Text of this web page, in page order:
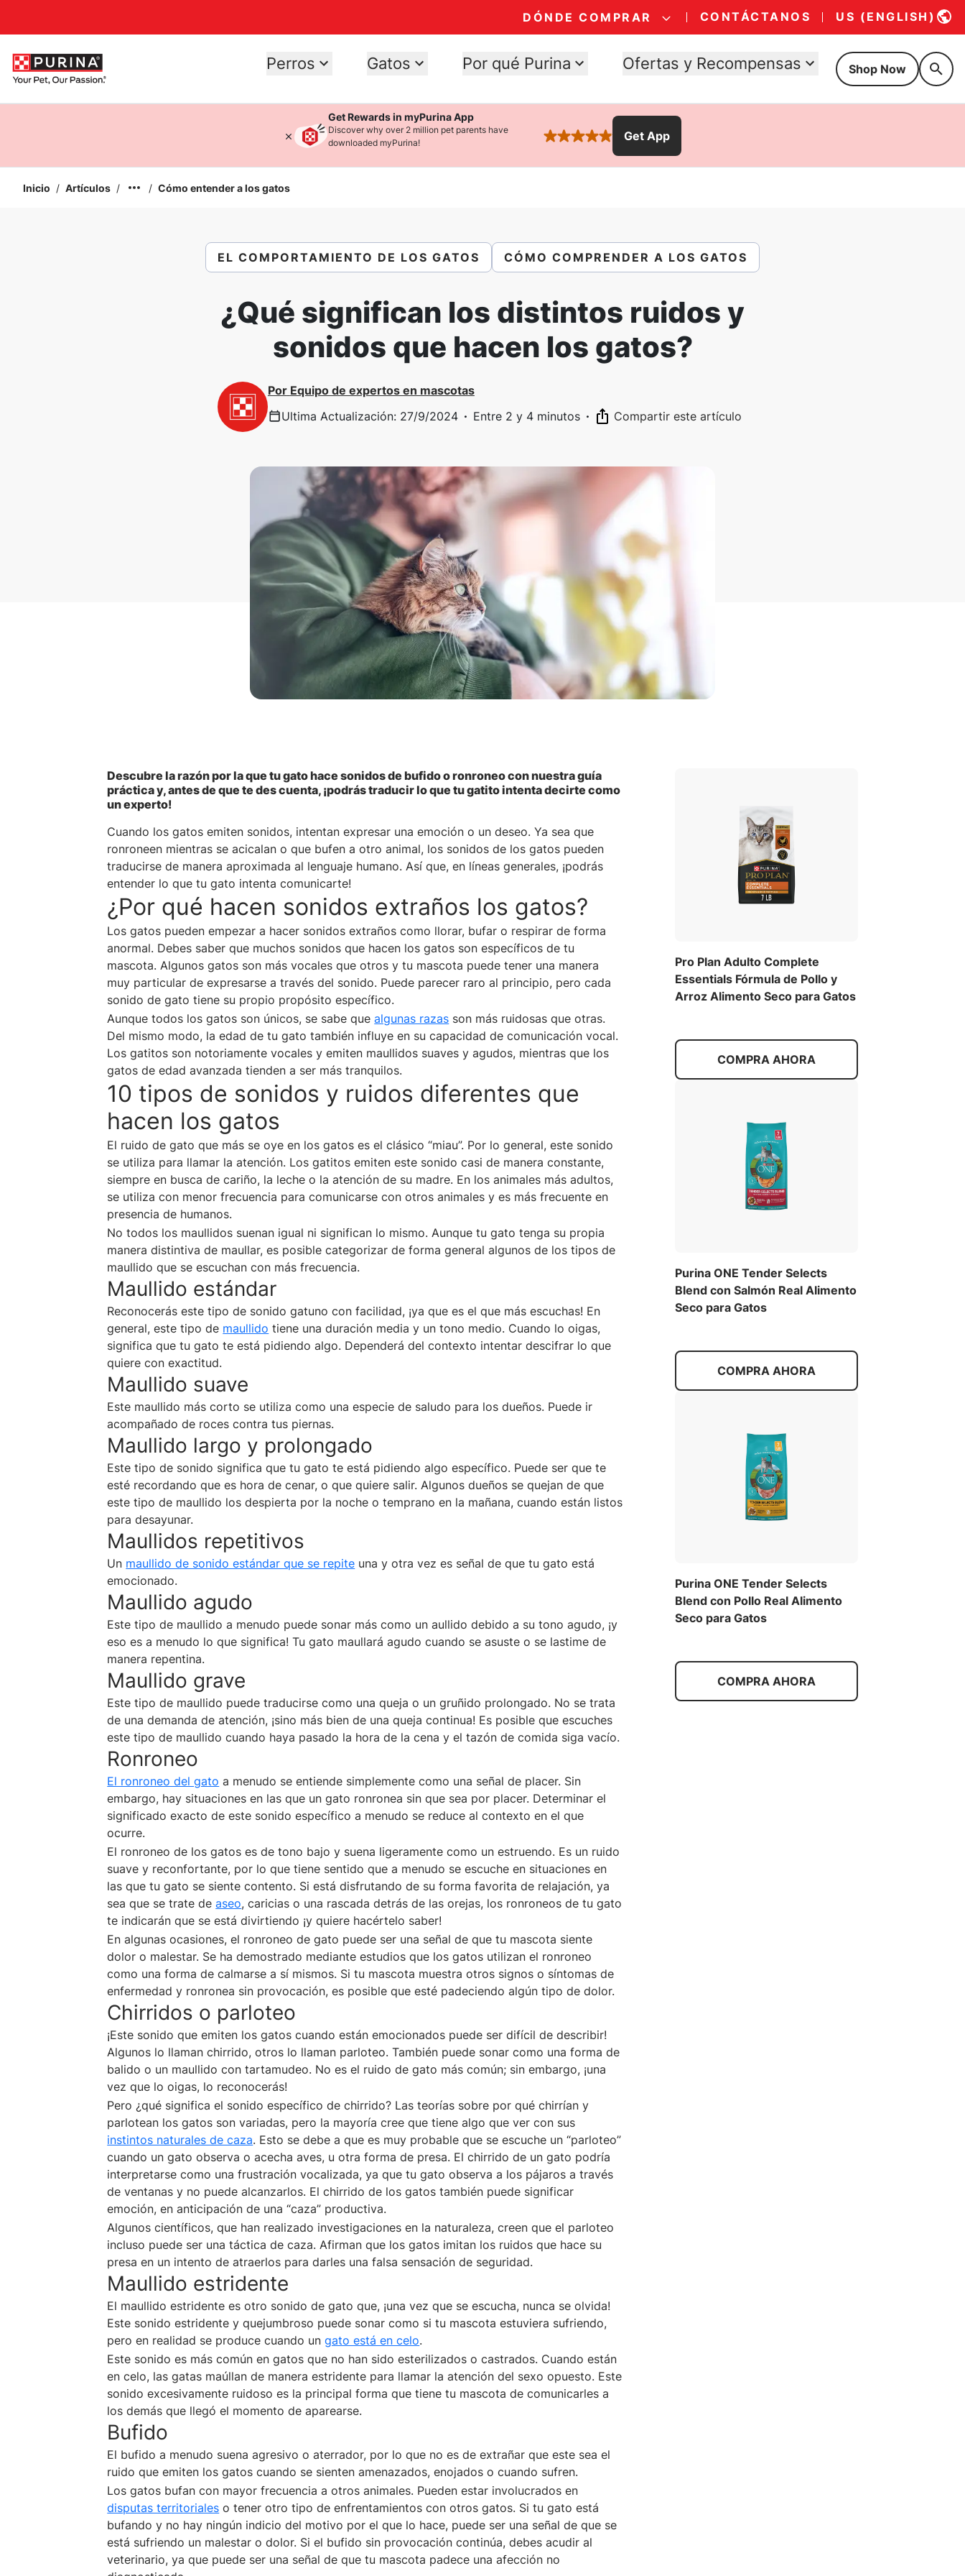
DÓNDE COMPRAR CONTÁCTANOS US (ENGLISH)
Perros Gatos Por qué Purina Ofertas y Recompensas Shop Now
Get Rewards in myPurina App
Discover why over 2 million pet parents have
downloaded myPurina!
rated 4.9 stars
Get App
Inicio / Artículos / / Cómo entender a los gatos
EL COMPORTAMIENTO DE LOS GATOS CÓMO COMPRENDER A LOS GATOS
¿Qué significan los distintos ruidos y
sonidos que hacen los gatos?
Por Equipo de expertos en mascotas
Ultima Actualización: 27/9/2024 · Entre 2 y 4 minutos · Compartir este artículo
Descubre la razón por la que tu gato hace sonidos de bufido o ronroneo con nuestra guía
práctica y, antes de que te des cuenta, ¡podrás traducir lo que tu gatito intenta decirte como
un experto!
Cuando los gatos emiten sonidos, intentan expresar una emoción o un deseo. Ya sea que
ronroneen mientras se acicalan o que bufen a otro animal, los sonidos de los gatos pueden
traducirse de manera aproximada al lenguaje humano. Así que, en líneas generales, ¡podrás
entender lo que tu gato intenta comunicarte!
¿Por qué hacen sonidos extraños los gatos?
Los gatos pueden empezar a hacer sonidos extraños como llorar, bufar o respirar de forma
anormal. Debes saber que muchos sonidos que hacen los gatos son específicos de tu
mascota. Algunos gatos son más vocales que otros y tu mascota puede tener una manera
muy particular de expresarse a través del sonido. Puede parecer raro al principio, pero cada
sonido de gato tiene su propio propósito específico.
Aunque todos los gatos son únicos, se sabe quealgunas razas son más ruidosas que otras.
Del mismo modo, la edad de tu gato también influye en su capacidad de comunicación vocal.
Los gatitos son notoriamente vocales y emiten maullidos suaves y agudos, mientras que los
gatos de edad avanzada tienden a ser más tranquilos.
10 tipos de sonidos y ruidos diferentes que
hacen los gatos
El ruido de gato que más se oye en los gatos es el clásico “miau”. Por lo general, este sonido
se utiliza para llamar la atención. Los gatitos emiten este sonido casi de manera constante,
siempre en busca de cariño, la leche o la atención de su madre. En los animales más adultos,
se utiliza con menor frecuencia para comunicarse con otros animales y es más frecuente en
presencia de humanos.
No todos los maullidos suenan igual ni significan lo mismo. Aunque tu gato tenga su propia
manera distintiva de maullar, es posible categorizar de forma general algunos de los tipos de
maullido que se escuchan con más frecuencia.
Maullido estándar
Reconocerás este tipo de sonido gatuno con facilidad, ¡ya que es el que más escuchas! En
general, este tipo de maullido tiene una duración media y un tono medio. Cuando lo oigas,
significa que tu gato te está pidiendo algo. Dependerá del contexto intentar descifrar lo que
quiere con exactitud.
Maullido suave
Este maullido más corto se utiliza como una especie de saludo para los dueños. Puede ir
acompañado de roces contra tus piernas.
Maullido largo y prolongado
Este tipo de sonido significa que tu gato te está pidiendo algo específico. Puede ser que te
esté recordando que es hora de cenar, o que quiere salir. Algunos dueños se quejan de que
este tipo de maullido los despierta por la noche o temprano en la mañana, cuando están listos
para desayunar.
Maullidos repetitivos
Un maullido de sonido estándar que se repite una y otra vez es señal de que tu gato está
emocionado.
Maullido agudo
Este tipo de maullido a menudo puede sonar más como un aullido debido a su tono agudo, ¡y
eso es a menudo lo que significa! Tu gato maullará agudo cuando se asuste o se lastime de
manera repentina.
Maullido grave
Este tipo de maullido puede traducirse como una queja o un gruñido prolongado. No se trata
de una demanda de atención, ¡sino más bien de una queja continua! Es posible que escuches
este tipo de maullido cuando haya pasado la hora de la cena y el tazón de comida siga vacío.
Ronroneo
El ronroneo del gato a menudo se entiende simplemente como una señal de placer. Sin
embargo, hay situaciones en las que un gato ronronea sin que sea por placer. Determinar el
significado exacto de este sonido específico a menudo se reduce al contexto en el que
ocurre.
El ronroneo de los gatos es de tono bajo y suena ligeramente como un estruendo. Es un ruido
suave y reconfortante, por lo que tiene sentido que a menudo se escuche en situaciones en
las que tu gato se siente contento. Si está disfrutando de su forma favorita de relajación, ya
sea que se trate deaseo, caricias o una rascada detrás de las orejas, los ronroneos de tu gato
te indicarán que se está divirtiendo ¡y quiere hacértelo saber!
En algunas ocasiones, el ronroneo de gato puede ser una señal de que tu mascota siente
dolor o malestar. Se ha demostrado mediante estudios que los gatos utilizan el ronroneo
como una forma de calmarse a sí mismos. Si tu mascota muestra otros signos o síntomas de
enfermedad y ronronea sin provocación, es posible que esté padeciendo algún tipo de dolor.
Chirridos o parloteo
¡Este sonido que emiten los gatos cuando están emocionados puede ser difícil de describir!
Algunos lo llaman chirrido, otros lo llaman parloteo. También puede sonar como una forma de
balido o un maullido con tartamudeo. No es el ruido de gato más común; sin embargo, ¡una
vez que lo oigas, lo reconocerás!
Pero ¿qué significa el sonido específico de chirrido? Las teorías sobre por qué chirrían y
parlotean los gatos son variadas, pero la mayoría cree que tiene algo que ver con sus
instintos naturales de caza. Esto se debe a que es muy probable que se escuche un “parloteo”
cuando un gato observa o acecha aves, u otra forma de presa. El chirrido de un gato podría
interpretarse como una frustración vocalizada, ya que tu gato observa a los pájaros a través
de ventanas y no puede alcanzarlos. El chirrido de los gatos también puede significar
emoción, en anticipación de una “caza” productiva.
Algunos científicos, que han realizado investigaciones en la naturaleza, creen que el parloteo
incluso puede ser una táctica de caza. Afirman que los gatos imitan los ruidos que hace su
presa en un intento de atraerlos para darles una falsa sensación de seguridad.
Maullido estridente
El maullido estridente es otro sonido de gato que, ¡una vez que se escucha, nunca se olvida!
Este sonido estridente y quejumbroso puede sonar como si tu mascota estuviera sufriendo,
pero en realidad se produce cuando ungato está en celo.
Este sonido es más común en gatos que no han sido esterilizados o castrados. Cuando están
en celo, las gatas maúllan de manera estridente para llamar la atención del sexo opuesto. Este
sonido excesivamente ruidoso es la principal forma que tiene tu mascota de comunicarles a
los demás que llegó el momento de aparearse.
Bufido
El bufido a menudo suena agresivo o aterrador, por lo que no es de extrañar que este sea el
ruido que emiten los gatos cuando se sienten amenazados, enojados o cuando sufren.
Los gatos bufan con mayor frecuencia a otros animales. Pueden estar involucrados en
disputas territoriales o tener otro tipo de enfrentamientos con otros gatos. Si tu gato está
bufando y no hay ningún indicio del motivo por el que lo hace, puede ser una señal de que se
está sufriendo un malestar o dolor. Si el bufido sin provocación continúa, debes acudir al
veterinario, ya que puede ser una señal de que tu mascota padece una afección no
Pro Plan Adulto Complete
Essentials Fórmula de Pollo y
Arroz Alimento Seco para Gatos
COMPRA AHORA
Purina ONE Tender Selects
Blend con Salmón Real Alimento
Seco para Gatos
COMPRA AHORA
Purina ONE Tender Selects
Blend con Pollo Real Alimento
Seco para Gatos
COMPRA AHORA